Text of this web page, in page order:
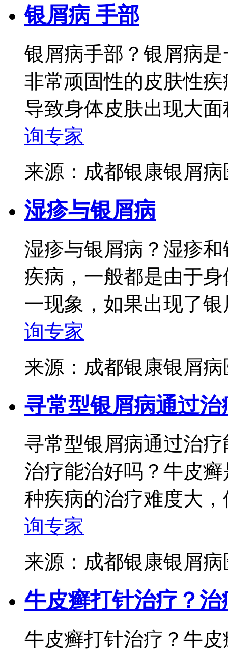
银屑病 手部
银屑病手部？银屑病
非常顽固性的皮肤性
导致身体皮肤出现大
询专家
来源：成都银康银屑
湿疹与银屑病
湿疹与银屑病？湿疹
疾病，一般都是由于
一现象，如果出现了
询专家
来源：成都银康银屑
寻常型银屑病通过
寻常型银屑病通过治
治疗能治好吗？牛皮
种疾病的治疗难度大
询专家
来源：成都银康银屑
牛皮癣打针治疗？
牛皮癣打针治疗？牛